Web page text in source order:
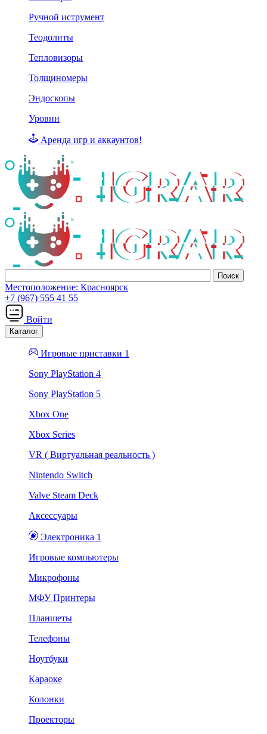
Ручной иструмент
Теодолиты
Тепловизоры
Толщиномеры
Эндоскопы
Уровни
Аренда игр и аккаунтов!
Местоположение: Красноярск
+7 (967) 555 41 55
Войти
Каталог
Игровые приставки 1
Sony PlayStation 4
Sony PlayStation 5
Xbox One
Xbox Series
VR ( Виртуальная реальность )
Nintendo Switch
Valve Steam Deck
Аксессуары
Электроника 1
Игровые компьютеры
Микрофоны
МФУ Принтеры
Планшеты
Телефоны
Ноутбуки
Караоке
Колонки
Проекторы